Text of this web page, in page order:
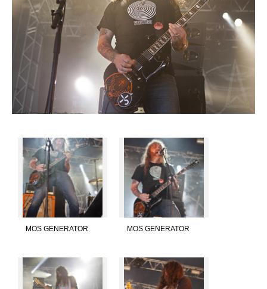
MOS GENERATOR MOS GENERATOR